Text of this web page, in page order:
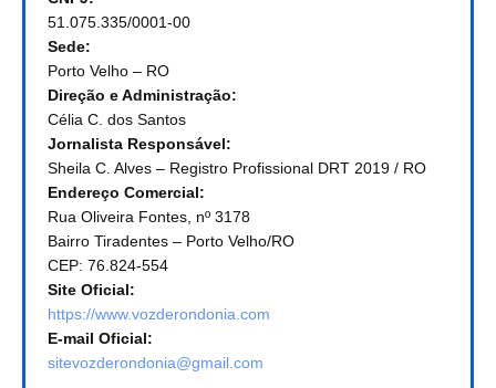
51.075.335/0001-00
Sede:
Porto Velho – RO
Direção e Administração:
Célia C. dos Santos
Jornalista Responsável:
Sheila C. Alves – Registro Profissional DRT 2019 / RO
Endereço Comercial:
Rua Oliveira Fontes, nº 3178
Bairro Tiradentes – Porto Velho/RO
CEP: 76.824-554
Site Oficial:
https://www.vozderondonia.com
E-mail Oficial:
sitevozderondonia@gmail.com